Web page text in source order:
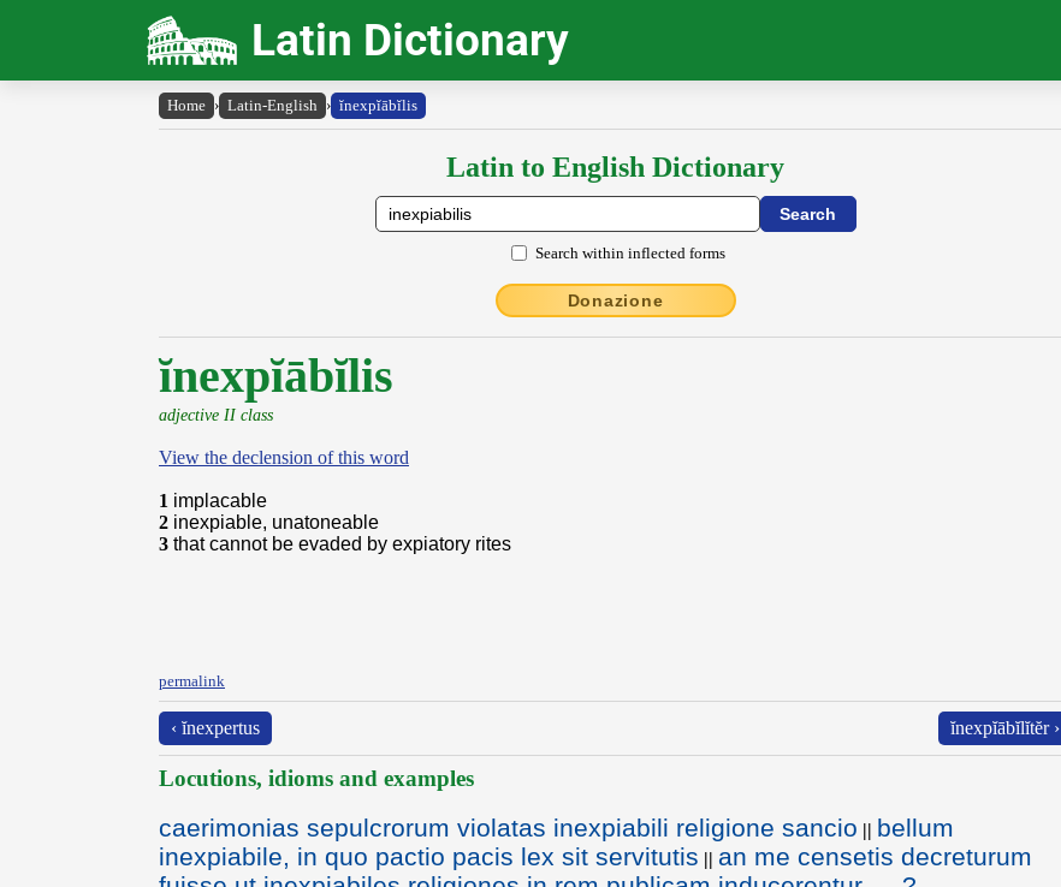
Latin Dictionary
Home › Latin-English › ĭnexpĭābĭlis
Latin to English Dictionary
Search within inflected forms
Donazione
ĭnexpĭābĭlis
adjective II class
View the declension of this word
1 implacable
2 inexpiable, unatoneable
3 that cannot be evaded by expiatory rites
permalink
‹ ĭnexpertus ĭnexpĭābĭlĭtĕr ›
Locutions, idioms and examples
caerimonias sepulcrorum violatas inexpiabili religione sancio || bellum
inexpiabile, in quo pactio pacis lex sit servitutis || an me censetis decreturum